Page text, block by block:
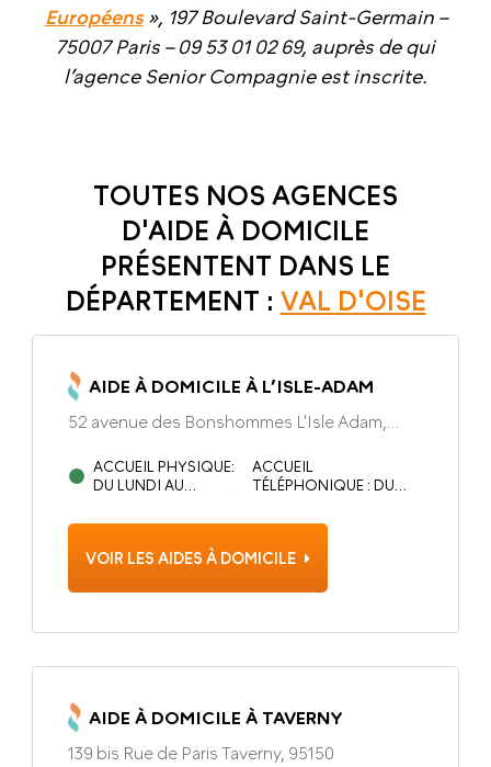
Européens», 197 Boulevard Saint-Germain –
75007 Paris – 09 53 01 02 69, auprès de qui
l’agence Senior Compagnie est inscrite.
TOUTES NOS AGENCES
D'AIDE À DOMICILE
PRÉSENTENT DANS LE
DÉPARTEMENT : VAL D'OISE
AIDE À DOMICILE À L’ISLE-ADAM
52 avenue des Bonshommes L'Isle Adam,
ACCUEIL PHYSIQUE:
DU LUNDI AU
13H00 ET 14H00 À
ACCUEIL
TÉLÉPHONIQUE : DU
9H00 À 13H00 ET 14H00
VOIR LES AIDES À DOMICILE
AIDE À DOMICILE À TAVERNY
139 bis Rue de Paris Taverny, 95150